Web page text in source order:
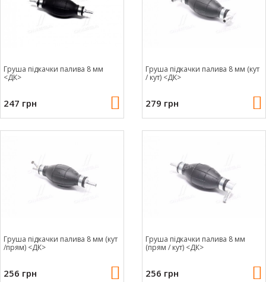
Груша підкачки палива 8 мм
<ДК>
247 грн
Груша підкачки палива 8 мм (кут
/ кут) <ДК>
279 грн
Груша підкачки палива 8 мм (кут
/прям) <ДК>
256 грн
Груша підкачки палива 8 мм
(прям / кут) <ДК>
256 грн